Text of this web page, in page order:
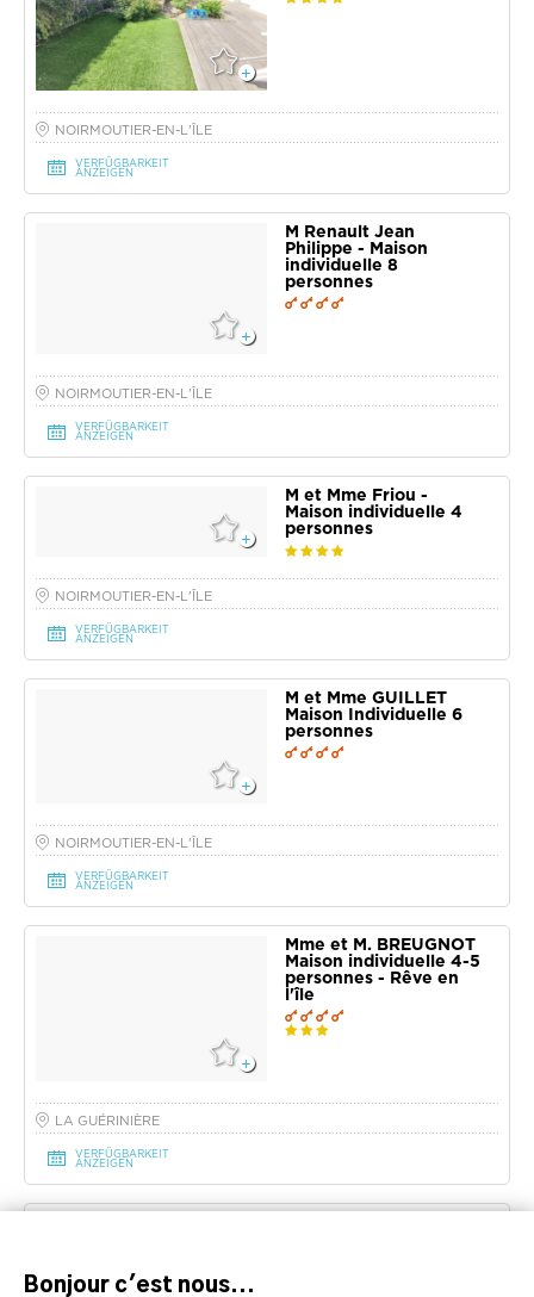
NOIRMOUTIER-EN-L'ÎLE
VERFÜGBARKEIT
ANZEIGEN
M Renault Jean
Philippe - Maison
individuelle 8
personnes
NOIRMOUTIER-EN-L'ÎLE
VERFÜGBARKEIT
ANZEIGEN
M et Mme Friou -
Maison individuelle 4
personnes
NOIRMOUTIER-EN-L'ÎLE
VERFÜGBARKEIT
M et Mme GUILLET
Maison Individuelle 6
personnes
NOIRMOUTIER-EN-L'ÎLE
VERFÜGBARKEIT
Mme et M. BREUGNOT
Maison individuelle 4-5
personnes - Rêve en
LA GUÉRINIÈRE